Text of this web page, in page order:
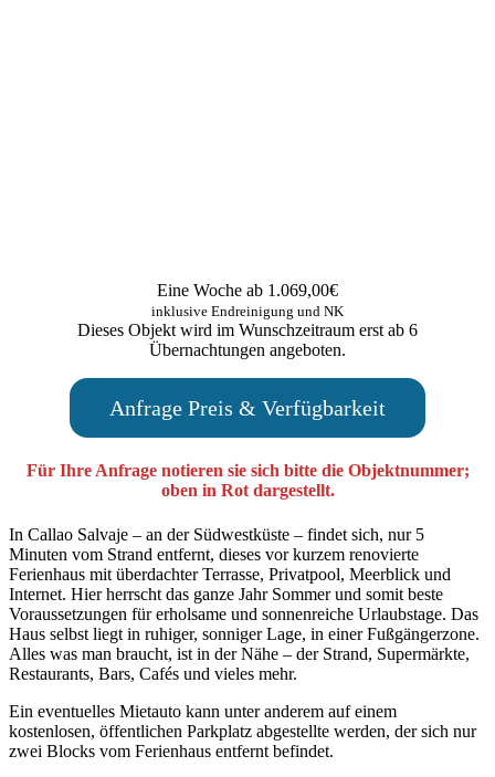
Eine Woche ab 1.069,00€
inklusive Endreinigung und NK
Dieses Objekt wird im Wunschzeitraum erst ab 6
Übernachtungen angeboten.
Anfrage Preis & Verfügbarkeit
Für Ihre Anfrage notieren sie sich bitte die Objektnummer;
oben in Rot dargestellt.
In Callao Salvaje – an der Südwestküste – findet sich, nur 5
Minuten vom Strand entfernt, dieses vor kurzem renovierte
Ferienhaus mit überdachter Terrasse, Privatpool, Meerblick und
Internet. Hier herrscht das ganze Jahr Sommer und somit beste
Voraussetzungen für erholsame und sonnenreiche Urlaubstage. Das
Haus selbst liegt in ruhiger, sonniger Lage, in einer Fußgängerzone.
Alles was man braucht, ist in der Nähe – der Strand, Supermärkte,
Restaurants, Bars, Cafés und vieles mehr.
Ein eventuelles Mietauto kann unter anderem auf einem
kostenlosen, öffentlichen Parkplatz abgestellte werden, der sich nur
zwei Blocks vom Ferienhaus entfernt befindet.